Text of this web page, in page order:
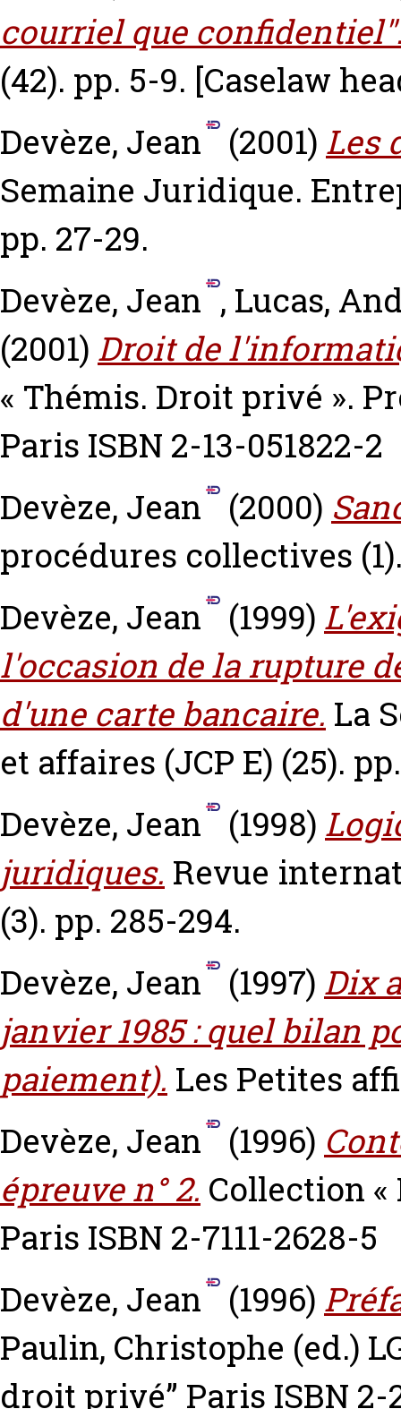
courriel que
(42). pp. 5-9. [Caselaw
Devèze, Jean
(2001) Les
Semaine Juridique.
pp. 27-29.
Devèze, Jean , Lucas,
(2001) Droit de
« Thémis. Droit privé ».
Paris ISBN 2-13-051822-2
Devèze, Jean
(2000)
procédures collectives
Devèze, Jean
(1999)
l'occasion de la rupture
d'une carte bancaire. La
et affaires (JCP E) (25).
Devèze, Jean
(1998)
juridiques. Revue
(3). pp. 285-294.
Devèze, Jean
(1997) Dix
janvier 1985 : quel bilan
paiement). Les Petites
Devèze, Jean
(1996)
épreuve n° 2. Collection
Paris ISBN 2-7111-2628-5
Devèze, Jean
(1996)
Paulin, Christophe (ed.)
droit privé” Paris ISBN 2-